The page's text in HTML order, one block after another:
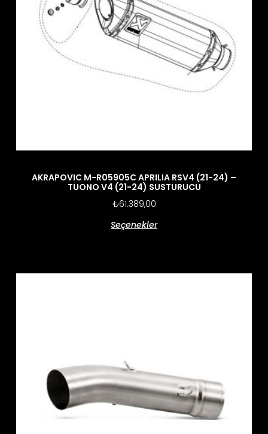
AKRAPOVIC M-R05905C APRILIA RSV4 (21-24) –
TUONO V4 (21-24) SUSTURUCU
₺61.389,00
Seçenekler